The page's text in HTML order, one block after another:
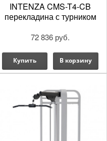
INTENZA CMS-T4-CB
перекладина с турником
72 836 руб.
Купить В корзину